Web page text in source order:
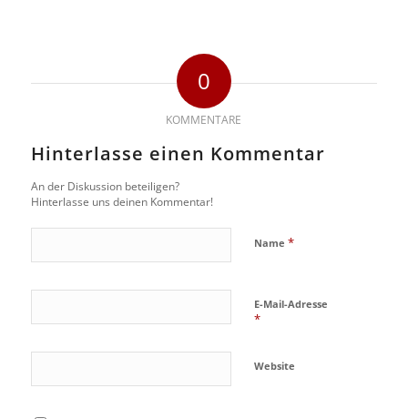
0
KOMMENTARE
Hinterlasse einen Kommentar
An der Diskussion beteiligen?
Hinterlasse uns deinen Kommentar!
Name *
E-Mail-Adresse
*
Website